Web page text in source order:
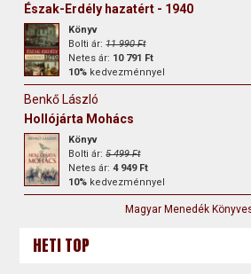
Észak-Erdély hazatért - 1940
Könyv
Bolti ár:11 990 Ft
Netes ár: 10 791 Ft
10% kedvezménnyel
Benkő László
Hollójárta Mohács
Könyv
Bolti ár:5 499 Ft
Netes ár:4 949 Ft
10% kedvezménnyel
Magyar Menedék
HETI TOP